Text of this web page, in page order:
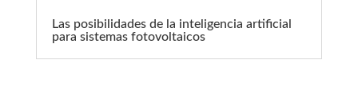
Las posibilidades de la inteligencia artificial
para sistemas fotovoltaicos